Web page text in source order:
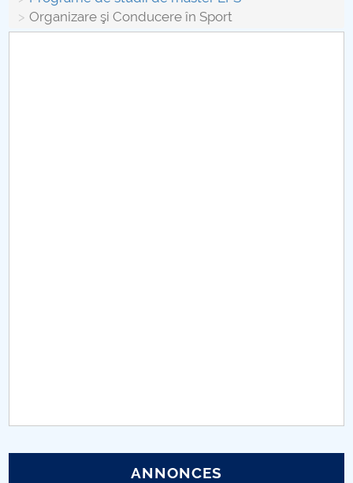
Proiect (PRIM STUD)
Organizare şi Conducere în Sport
ANNONCES